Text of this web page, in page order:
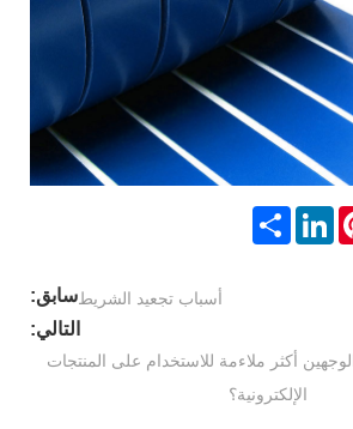
LinkedIn
Share
سابق:أسباب تجعيد الشريط
التالي:
أكثر ملاءمة للاستخدام على المنتجات
الإلكترونية؟